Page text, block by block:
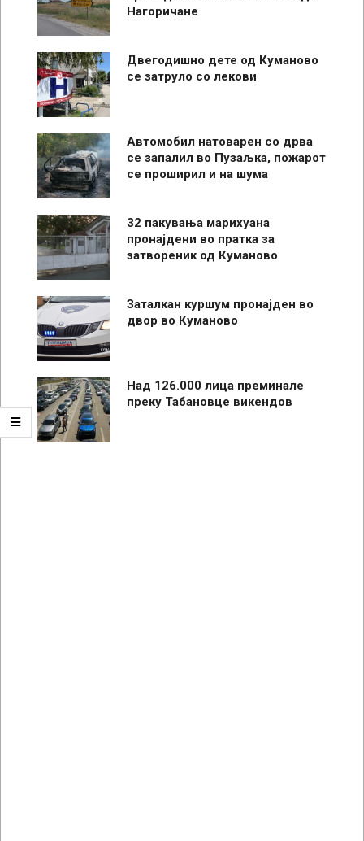
Нагоричане
Двегодишно дете од Куманово
се затруло со лекови
Автомобил натоварен со дрва
се запалил во Пузаљка, пожарот
се проширил и на шума
32 пакувања марихуана
пронајдени во пратка за
затвореник од Куманово
Заталкан куршум пронајден во
двор во Куманово
Над 126.000 лица преминале
преку Табановце викендов